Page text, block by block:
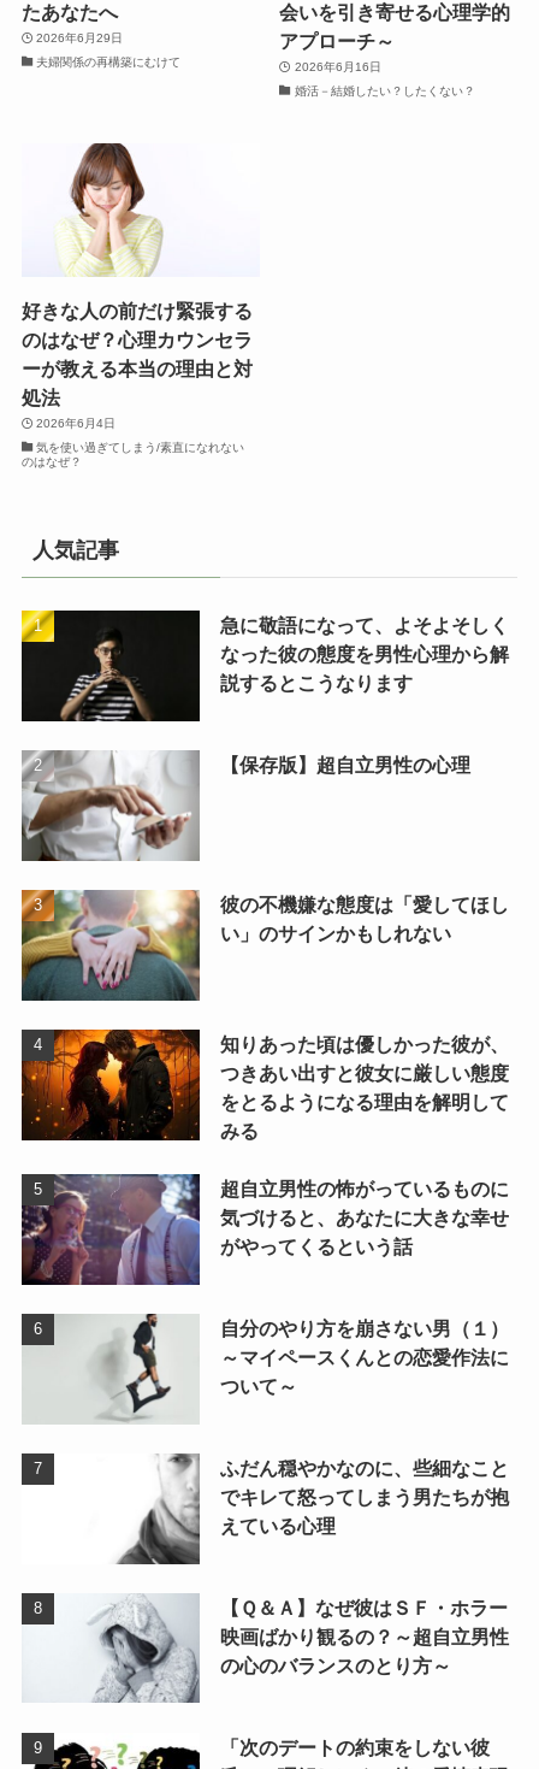
たあなたへ
2026年6月29日
夫婦関係の再構築にむけて
会いを引き寄せる心理学的
アプローチ～
2026年6月16日
婚活－結婚したい？したくない？
好きな人の前だけ緊張する
のはなぜ？心理カウンセラ
ーが教える本当の理由と対
処法
2026年6月4日
気を使い過ぎてしまう/素直になれない
のはなぜ？
人気記事
急に敬語になって、よそよそしく
なった彼の態度を男性心理から解
説するとこうなります
【保存版】超自立男性の心理
彼の不機嫌な態度は「愛してほし
い」のサインかもしれない
知りあった頃は優しかった彼が、
つきあい出すと彼女に厳しい態度
をとるようになる理由を解明して
みる
超自立男性の怖がっているものに
気づけると、あなたに大きな幸せ
がやってくるという話
自分のやり方を崩さない男（１）
～マイペースくんとの恋愛作法に
ついて～
ふだん穏やかなのに、些細なこと
でキレて怒ってしまう男たちが抱
えている心理
【Ｑ＆Ａ】なぜ彼はＳＦ・ホラー
映画ばかり観るの？～超自立男性
の心のバランスのとり方～
「次のデートの約束をしない彼